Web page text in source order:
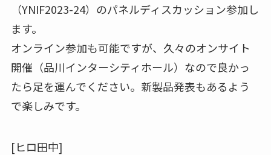
（YNIF2023-24）のパネルディスカッション参加し
ます。
オンライン参加も可能ですが、久々のオンサイト
開催（品川インターシティホール）なので良かっ
たら足を運んでください。新製品発表もあるよう
で楽しみです。
[ヒロ田中]